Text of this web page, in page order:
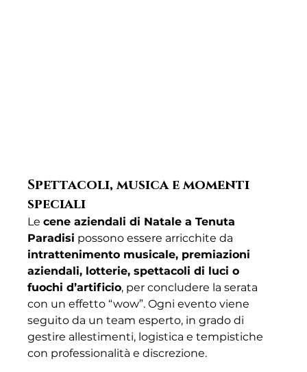
Spettacoli, musica e momenti
speciali
Le cene aziendali di Natale a Tenuta
Paradisi possono essere arricchite da
intrattenimento musicale, premiazioni
aziendali, lotterie, spettacoli di luci o
fuochi d’artificio, per concludere la serata
con un effetto “wow”. Ogni evento viene
seguito da un team esperto, in grado di
gestire allestimenti, logistica e tempistiche
con professionalità e discrezione.